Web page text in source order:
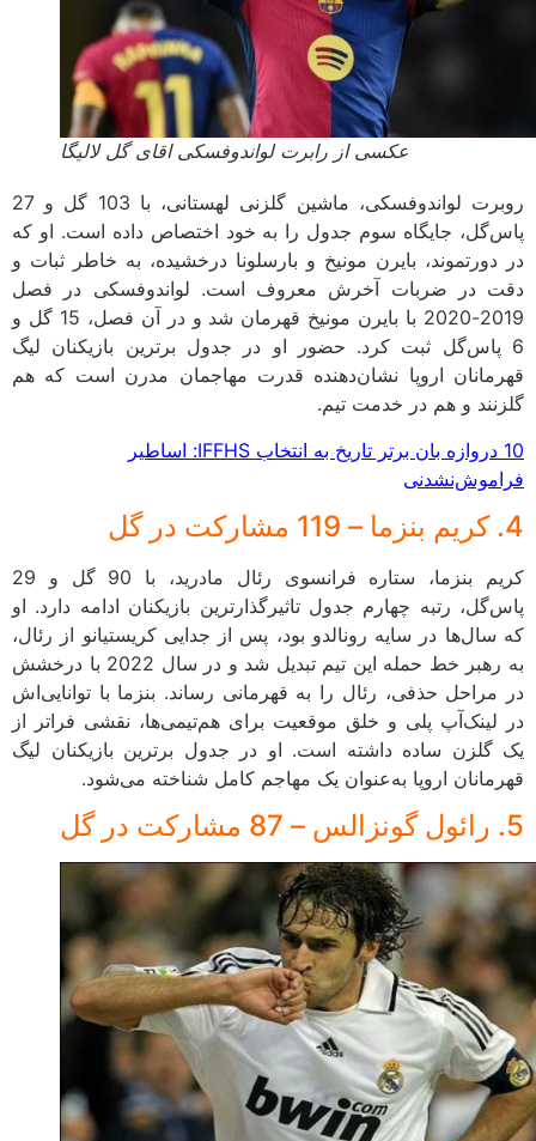
عکسی از رابرت لواندوفسکی اقای گل لالیگا
روبرت لواندوفسکی، ماشین گلزنی لهستانی، با 103 گل و 27
پاس‌گل، جایگاه سوم جدول را به خود اختصاص داده است. او که
در دورتموند، بایرن مونیخ و بارسلونا درخشیده، به خاطر ثبات و
دقت در ضربات آخرش معروف است. لواندوفسکی در فصل
2019-2020 با بایرن مونیخ قهرمان شد و در آن فصل، 15 گل و
6 پاس‌گل ثبت کرد. حضور او در جدول برترین بازیکنان لیگ
قهرمانان اروپا نشان‌دهنده قدرت مهاجمان مدرن است که هم
گلزنند و هم در خدمت تیم.
10 دروازه بان برتر تاریخ به انتخاب IFFHS: اساطیر
فراموش‌نشدنی
4. کریم بنزما – 119 مشارکت در گل
کریم بنزما، ستاره فرانسوی رئال مادرید، با 90 گل و 29
پاس‌گل، رتبه چهارم جدول تاثیرگذارترین بازیکنان ادامه دارد. او
که سال‌ها در سایه رونالدو بود، پس از جدایی کریستیانو از رئال،
به رهبر خط حمله این تیم تبدیل شد و در سال 2022 با درخشش
در مراحل حذفی، رئال را به قهرمانی رساند. بنزما با توانایی‌اش
در لینک‌آپ پلی و خلق موقعیت برای هم‌تیمی‌ها، نقشی فراتر از
یک گلزن ساده داشته است. او در جدول برترین بازیکنان لیگ
قهرمانان اروپا به‌عنوان یک مهاجم کامل شناخته می‌شود.
5. رائول گونزالس – 87 مشارکت در گل